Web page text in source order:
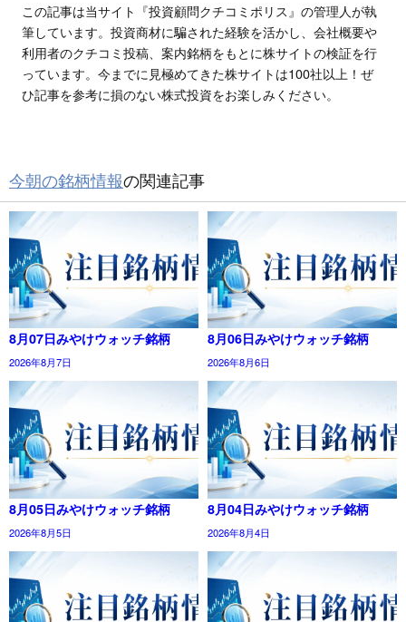
この記事は当サイト『投資顧問クチコミポリス』の管理人が執
筆しています。投資商材に騙された経験を活かし、会社概要や
利用者のクチコミ投稿、案内銘柄をもとに株サイトの検証を行
っています。今までに見極めてきた株サイトは100社以上！ぜ
ひ記事を参考に損のない株式投資をお楽しみください。
今朝の銘柄情報の関連記事
8月07日みやけウォッチ銘柄
2026年8月7日
8月06日みやけウォッチ銘柄
2026年8月6日
8月05日みやけウォッチ銘柄
2026年8月5日
8月04日みやけウォッチ銘柄
2026年8月4日